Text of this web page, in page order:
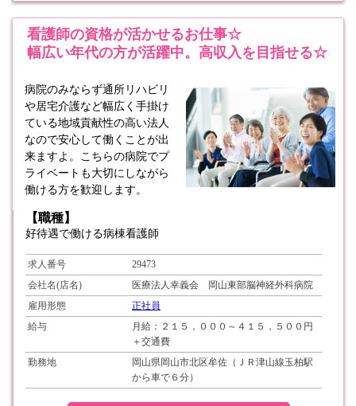
看護師の資格が活かせるお仕事☆
幅広い年代の方が活躍中。高収入を目指せる☆
病院のみならず通所リハビリ
や居宅介護など幅広く手掛け
ている地域貢献性の高い法人
なので安心して働くことが出
来ますよ。こちらの病院でプ
ライベートも大切にしながら
働ける方を歓迎します。
【職種】
好待遇で働ける病棟看護師
求人番号
29473
会社名(店名)
医療法人幸義会 岡山東部脳神経外科病院
雇用形態
正社員
給与
月給：２１５，０００～４１５，５００円
＋交通費
勤務地
岡山県岡山市北区牟佐（ＪＲ津山線玉柏駅
から車で６分）